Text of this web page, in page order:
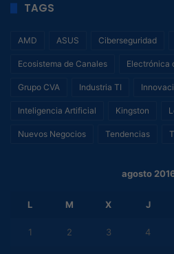
TAGS
AMD ASUS Ciberseguridad
Ecosistema de Canales Electrónica
Grupo CVA Industria TI
Inteligencia Artificial Kingston
Nuevos Negocios Tendencias
agosto
L M X J
1 2 3 4